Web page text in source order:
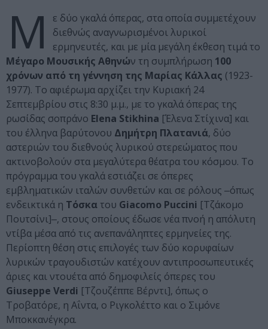
Μ
ε δύο γκαλά όπερας, στα οποία συμμετέχουν
διεθνώς αναγνωρισμένοι λυρικοί
ερμηνευτές, και με μία μεγάλη έκθεση τιμά το
Μέγαρο Μουσικής Αθηνών τη συμπλήρωση 100
χρόνων από τη γέννηση της Μαρίας Κάλλας (1923-
1977). Το αφιέρωμα αρχίζει την Κυριακή 24
Σεπτεμβρίου στις 8:30 μ.μ., με το γκαλά όπερας της
ρωσίδας σοπράνο Elena Stikhina [Έλενα Στίχινα] και
του έλληνα βαρύτονου Δημήτρη Πλατανιά, δύο
αστεριών του διεθνούς λυρικού στερεώματος που
ακτινοβολούν στα μεγαλύτερα θέατρα του κόσμου. Το
πρόγραμμα του γκαλά εστιάζει σε όπερες
εμβληματικών ιταλών συνθετών και σε ρόλους ‒όπως
ενδεικτικά η Τόσκα του Giacomo Puccini [Τζάκομο
Πουτσίνι]‒, στους οποίους έδωσε νέα πνοή η απόλυτη
ντίβα μέσα από τις ανεπανάληπτες ερμηνείες της.
Περίοπτη θέση στις επιλογές των δύο κορυφαίων
λυρικών τραγουδιστών κατέχουν αντιπροσωπευτικές
άριες και ντουέτα από δημοφιλείς όπερες του
Giuseppe Verdi [Τζουζέππε Βέρντι], όπως ο
Τροβατόρε, η Αΐντα, ο Ριγκολέττο και ο Σιμόνε
Μποκκανέγκρα.